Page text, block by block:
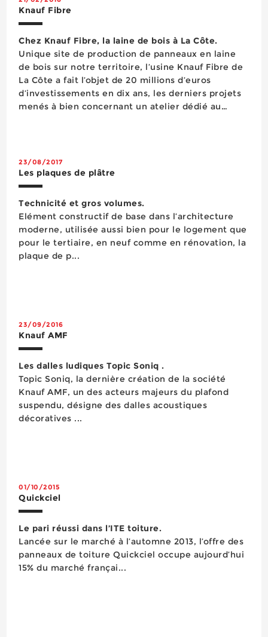
Knauf Fibre
Chez Knauf Fibre, la laine de bois à La Côte.
Unique site de production de panneaux en laine
de bois sur notre territoire, l’usine Knauf Fibre de
La Côte a fait l’objet de 20 millions d’euros
d’investissements en dix ans, les derniers projets
menés à bien concernant un atelier dédié au
23/08/2017
Les plaques de plâtre
Technicité et gros volumes.
Elément constructif de base dans l’architecture
moderne, utilisée aussi bien pour le logement que
pour le tertiaire, en neuf comme en rénovation, la
plaque de p...
23/09/2016
Knauf AMF
Les dalles ludiques Topic Soniq .
Topic Soniq, la dernière création de la société
Knauf AMF, un des acteurs majeurs du plafond
suspendu, désigne des dalles acoustiques
décoratives ...
01/10/2015
Quickciel
Le pari réussi dans l’ITE toiture.
Lancée sur le marché à l’automne 2013, l’offre des
panneaux de toiture Quickciel occupe aujourd’hui
15% du marché françai...